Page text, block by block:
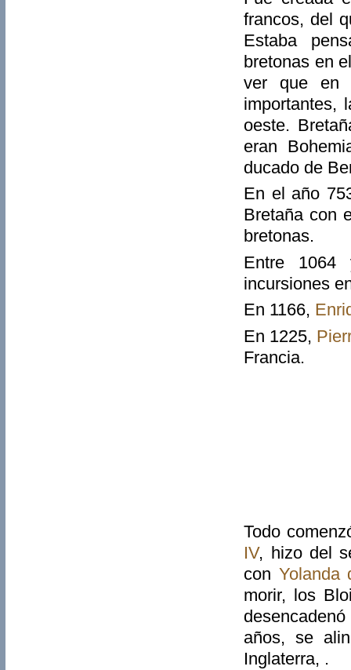
francos, del
Estaba
bretonas en
ver que en
importantes,
oeste.
eran
ducado de
En el año
Bretaña con
bretonas.
Entre
incursiones
En 1166,
En 1225,
Francia.
Todo
IV, hizo del
con Yolanda
morir, los
años, se
Inglaterra, .